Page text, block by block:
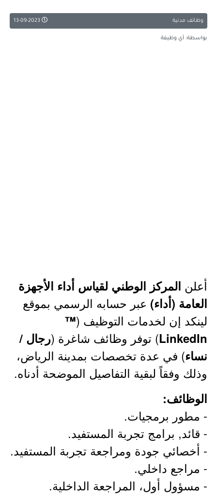
وظائف مدنية
بواسطة: أي وظيفة
أعلن المركز الوطني لقياس أداء الأجهزة
العامة (أداء) عبر حسابه الرسمي بموقع
لينكد إن لخدمات التوظيف (™
LinkedIn) توفر وظائف شاغرة (رجال /
نساء) في عدة تخصصات بمدينة الرياض،
وذلك وفقاً لبقية التفاصيل الموضحة أدناه.
الوظائف:
- مطور برمجيات.
- قائد, برامج تجربة المستفيد.
- أخصائي جودة ومراجعة تجربة المستفيد.
- مراجع داخلي.
- مسؤول أول، المراجعة الداخلية.